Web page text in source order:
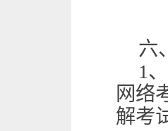
六
1
网络
解考